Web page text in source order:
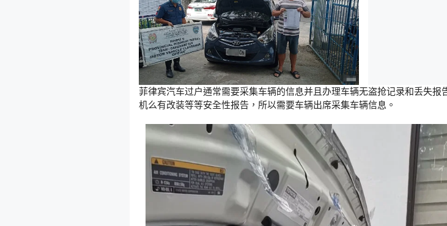
菲律宾汽车过户通常需要采集车辆的信息并且办理车辆无盗抢记录和丢失报
机么有改装等等安全性报告，所以需要车辆出席采集车辆信息。